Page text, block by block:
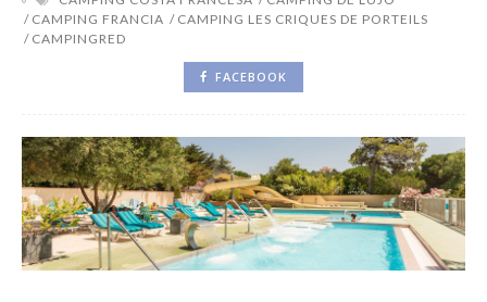
CAMPING FRANCIA
CAMPING LES CRIQUES DE PORTEILS
CAMPINGRED
FACEBOOK